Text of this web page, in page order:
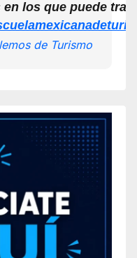
en los que puede
de Turismo